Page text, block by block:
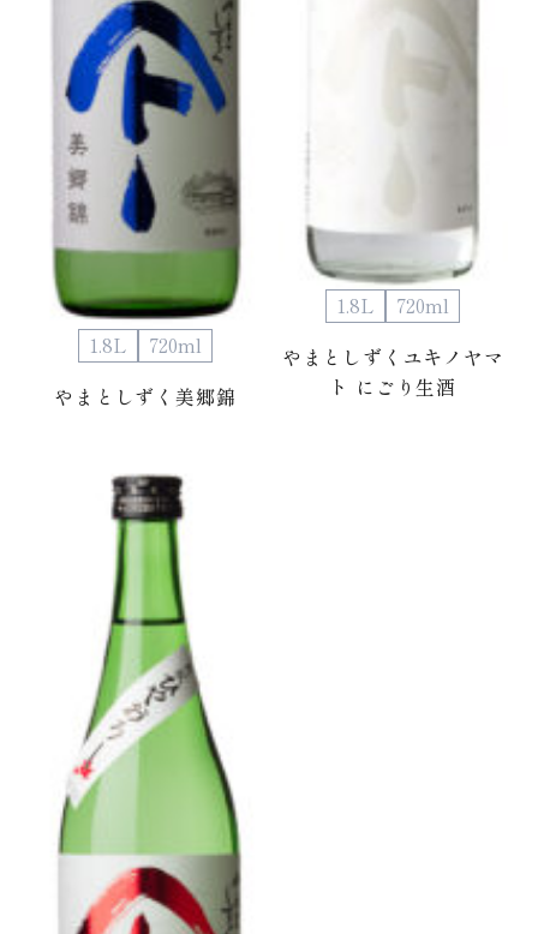
1.8L
720ml
やまとしずく美郷錦
1.8L
720ml
やまとしずくユキノヤマ
ト にごり生酒